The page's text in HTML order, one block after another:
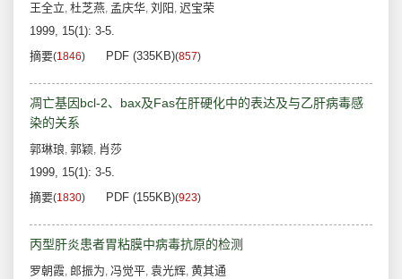
王全立, 杜芝燕, 孟庆华, 刘阳 , 迟宝荣
1999, 15(1): 3-5.
摘要(1846) PDF (335KB)(857)
凋亡基因bcl-2、bax及Fas在肝硬化中的表达及与乙肝病毒感
染的关系
郭琳琅, 郭颖, 肖莎
1999, 15(1): 3-5.
摘要(1830) PDF (155KB)(923)
丙型肝炎患者胃粘膜中病毒抗原的检测
罗朝霞, 郎振为, 冯觉平, 袁光辉, 黄其通